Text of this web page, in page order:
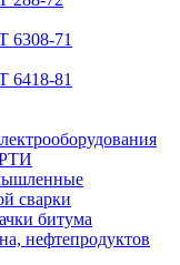
6308-71
6418-81
РТИ
сварки
битума
нефтепродуктов